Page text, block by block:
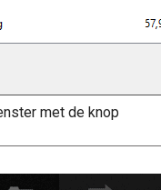
met de knop